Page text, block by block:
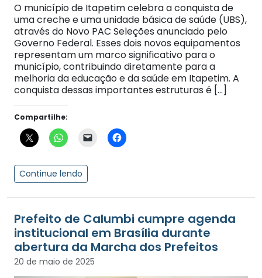
O município de Itapetim celebra a conquista de
uma creche e uma unidade básica de saúde (UBS),
através do Novo PAC Seleções anunciado pelo
Governo Federal. Esses dois novos equipamentos
representam um marco significativo para o
município, contribuindo diretamente para a
melhoria da educação e da saúde em Itapetim. A
conquista dessas importantes estruturas é […]
Compartilhe:
Continue lendo
Prefeito de Calumbi cumpre agenda
institucional em Brasília durante
abertura da Marcha dos Prefeitos
20 de maio de 2025